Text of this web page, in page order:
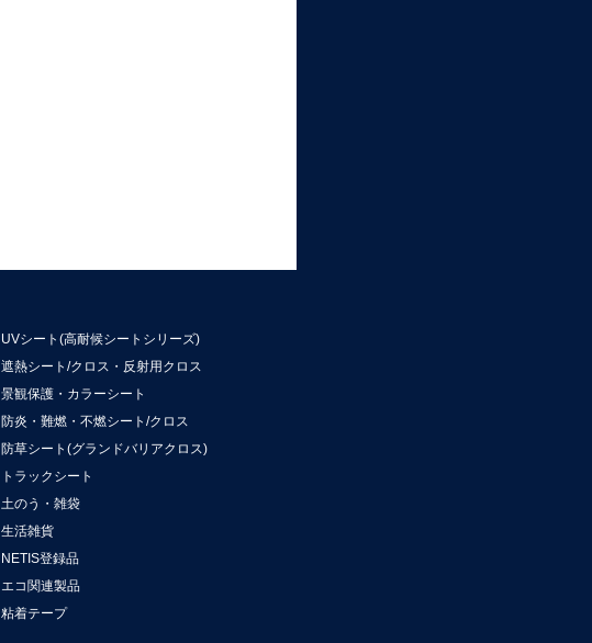
UVシート(高耐候シートシリーズ)
遮熱シート/クロス・反射用クロス
景観保護・カラーシート
防炎・難燃・不燃シート/クロス
防草シート(グランドバリアクロス)
トラックシート
土のう・雑袋
生活雑貨
NETIS登録品
エコ関連製品
粘着テープ